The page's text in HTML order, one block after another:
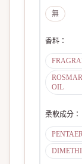
無
香料 ：
OIL
柔軟成分 ：